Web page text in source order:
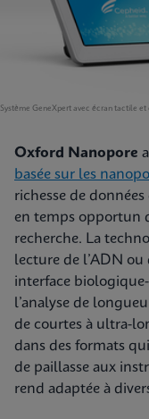
Système GeneXpert avec écran tactile
Oxford Nanopore
basée sur les
richesse de
en temps opportun
recherche. La
lecture de l’ADN ou
interface
l’analyse de
de courtes à ultra-
dans des formats
de paillasse aux
rend adaptée à